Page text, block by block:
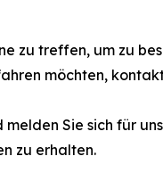
zu treffen, um zu
möchten,
Sie sich für
zu erhalten.